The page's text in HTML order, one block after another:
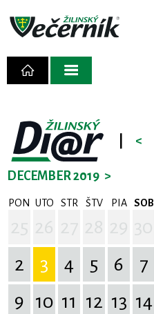
<
DECEMBER 2019 >
PON UTO STR ŠTV PIA SOB
2
3 4 5 6 7
9 10 11 12 13 14